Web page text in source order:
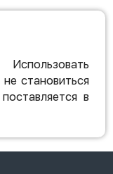
становиться
в